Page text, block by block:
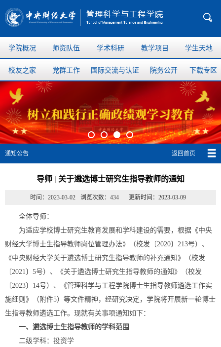
学院概况 师资队伍 学术科研 教学项目 学生天地
校友之家 党群工作 国际交流与认证 院务公开 下载专区
通知公告 返回首页
导师 | 关于遴选博士研究生指导教师的通知
时间：2023-03-02 浏览次数： 434 更新时间：2023-03-09
全体导师：
为适应学校博士研究生教育发展和学科建设的需要，根据《中央
财经大学博士生指导教师岗位管理办法》（校发〔2020〕213号）、
《中央财经大学关于遴选博士研究生指导教师的补充通知》（校发
〔2021〕5号）、《关于遴选博士研究生指导教师的通知》（校发
〔2023〕14号）、《管理科学与工程学院博士生指导教师遴选工作实
施细则》（附件5）等文件精神，经研究决定，学院将开展新一轮博士
生指导教师遴选工作。现就有关事项通知如下：
一、遴选博士生指导教师的学科范围
二级学科：投资学